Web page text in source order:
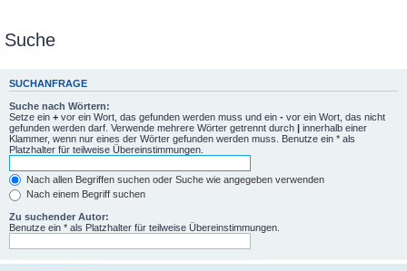
Suche
SUCHANFRAGE
Suche nach Wörtern:
Setze ein + vor ein Wort, das gefunden werden muss und ein - vor ein Wort, das nicht
gefunden werden darf. Verwende mehrere Wörter getrennt durch | innerhalb einer
Klammer, wenn nur eines der Wörter gefunden werden muss. Benutze ein * als
Platzhalter für teilweise Übereinstimmungen.
Nach allen Begriffen suchen oder Suche wie angegeben verwenden
Nach einem Begriff suchen
Zu suchender Autor:
Benutze ein * als Platzhalter für teilweise Übereinstimmungen.